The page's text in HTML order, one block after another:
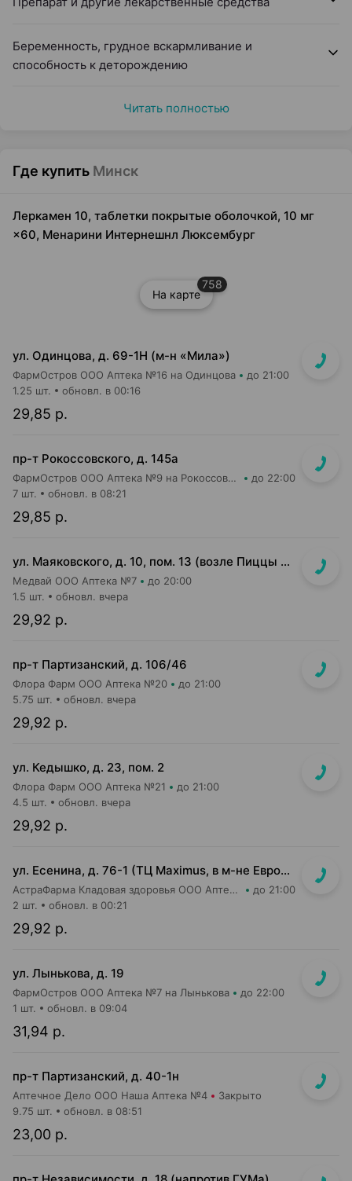
Беременность, грудное вскармливание и
способность к деторождению
Читать полностью
Где купить Минск
Леркамен 10, таблетки покрытые оболочкой, 10 мг
×60, Менарини Интернешнл Люксембург
На карте
758
ул. Одинцова, д. 69-1Н (м-н «Мила»)
ФармОстров ООО Аптека №16 на Одинцова до 21:00
29,85 р.
1.25 шт. обновл. в 00:16
пр-т Рокоссовского, д. 145а
ФармОстров ООО Аптека №9 на Рокоссовского до 22:00
29,85 р.
7 шт. обновл. в 08:21
ул. Маяковского, д. 10, пом. 13 (возле Пиццы Мании)
Медвай ООО Аптека №7 до 20:00
29,92 р.
1.5 шт. обновл. вчера
пр-т Партизанский, д. 106/46
Флора Фарм ООО Аптека №20 до 21:00
29,92 р.
5.75 шт. обновл. вчера
ул. Кедышко, д. 23, пом. 2
Флора Фарм ООО Аптека №21 до 21:00
29,92 р.
4.5 шт. обновл. вчера
ул. Есенина, д. 76-1 (ТЦ Maximus, в м-не Евроопт Super)
АстраФарма Кладовая здоровья ООО Аптека №9 до 21:00
29,92 р.
2 шт. обновл. в 00:21
ул. Лынькова, д. 19
ФармОстров ООО Аптека №7 на Лынькова до 22:00
31,94 р.
1 шт. обновл. в 09:04
пр-т Партизанский, д. 40-1н
Аптечное Дело ООО Наша Аптека №4 Закрыто
23,00 р.
9.75 шт. обновл. в 08:51